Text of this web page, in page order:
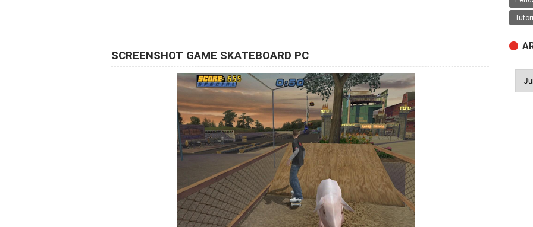
SCREENSHOT GAME SKATEBOARD PC